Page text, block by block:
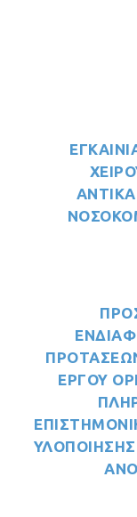
ΕΡΓΟΥ